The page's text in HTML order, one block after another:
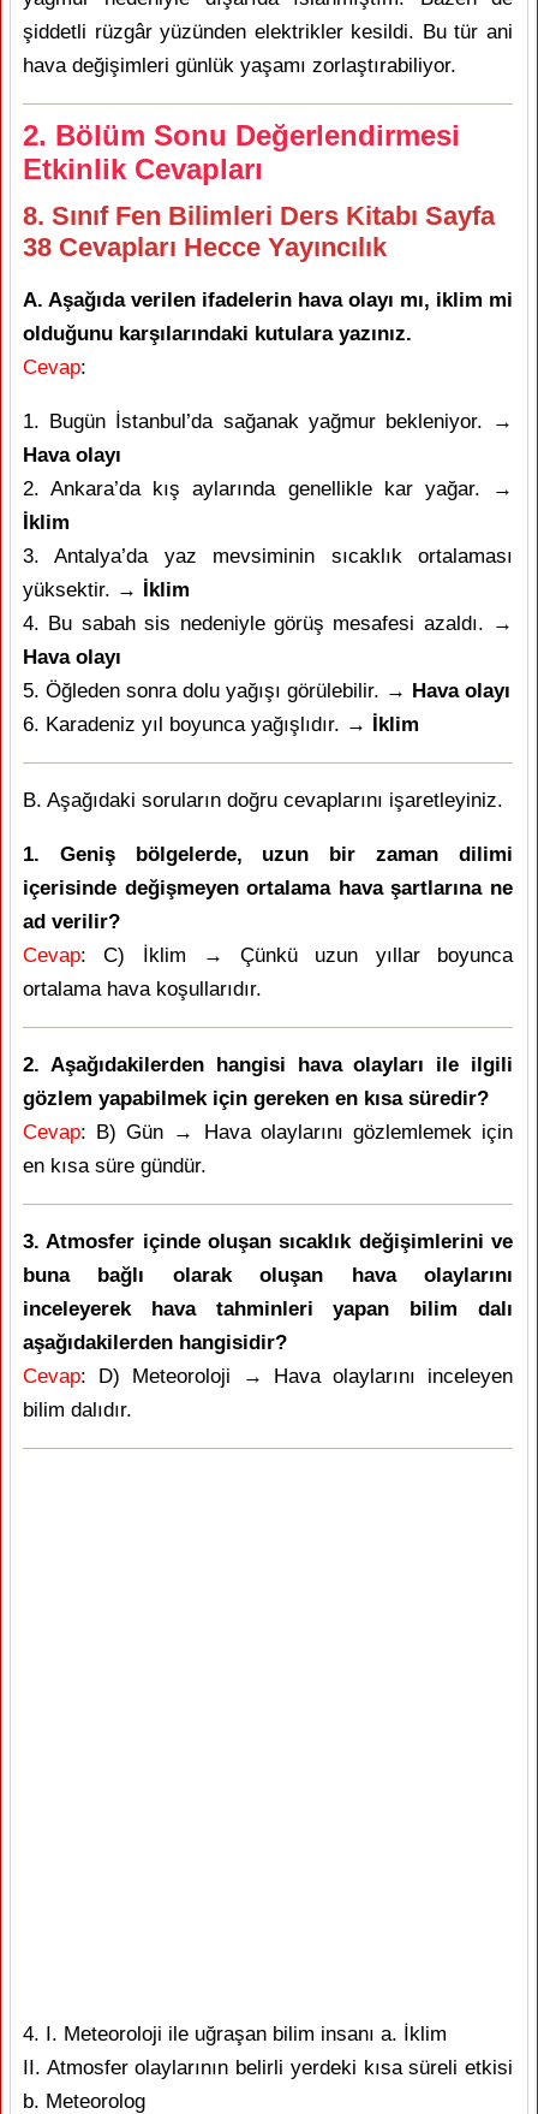
şiddetli rüzgâr yüzünden elektrikler kesildi. Bu tür ani
hava değişimleri günlük yaşamı zorlaştırabiliyor.
2. Bölüm Sonu Değerlendirmesi
Etkinlik Cevapları
8. Sınıf Fen Bilimleri Ders Kitabı Sayfa
38 Cevapları Hecce Yayıncılık
A. Aşağıda verilen ifadelerin hava olayı mı, iklim mi
olduğunu karşılarındaki kutulara yazınız.
Cevap:
1. Bugün İstanbul’da sağanak yağmur bekleniyor. →
Hava olayı
2. Ankara’da kış aylarında genellikle kar yağar. →
İklim
3. Antalya’da yaz mevsiminin sıcaklık ortalaması
yüksektir. → İklim
4. Bu sabah sis nedeniyle görüş mesafesi azaldı. →
Hava olayı
5. Öğleden sonra dolu yağışı görülebilir. → Hava olayı
6. Karadeniz yıl boyunca yağışlıdır. → İklim
B. Aşağıdaki soruların doğru cevaplarını işaretleyiniz.
1. Geniş bölgelerde, uzun bir zaman dilimi
içerisinde değişmeyen ortalama hava şartlarına ne
ad verilir?
Cevap: C) İklim → Çünkü uzun yıllar boyunca
ortalama hava koşullarıdır.
2. Aşağıdakilerden hangisi hava olayları ile ilgili
gözlem yapabilmek için gereken en kısa süredir?
Cevap: B) Gün → Hava olaylarını gözlemlemek için
en kısa süre gündür.
3. Atmosfer içinde oluşan sıcaklık değişimlerini ve
buna bağlı olarak oluşan hava olaylarını
inceleyerek hava tahminleri yapan bilim dalı
aşağıdakilerden hangisidir?
Cevap: D) Meteoroloji → Hava olaylarını inceleyen
bilim dalıdır.
4. I. Meteoroloji ile uğraşan bilim insanı a. İklim
II. Atmosfer olaylarının belirli yerdeki kısa süreli etkisi
b. Meteorolog